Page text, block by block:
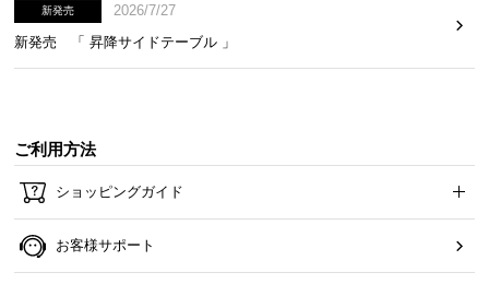
新発売
2026/7/27
新発売 「 昇降サイドテーブル 」
ご利用方法
ショッピングガイド
お客様サポート